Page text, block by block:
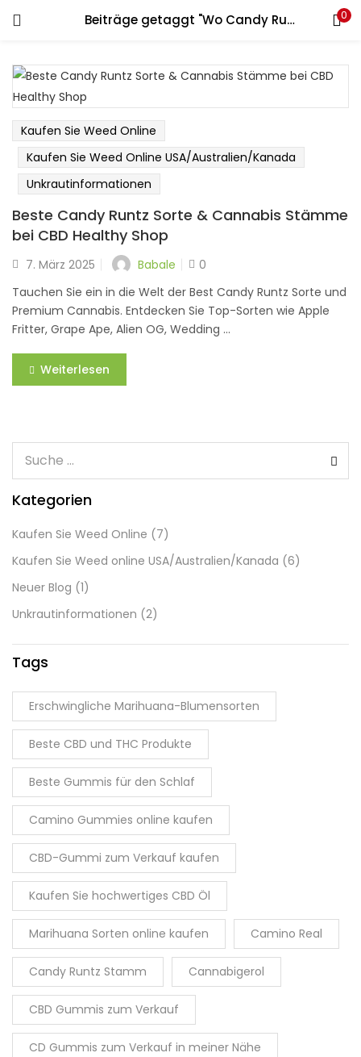
Beiträge getaggt "Wo Candy Runtz Stamm zu finden" 0
Kaufen Sie Weed Online
Kaufen Sie Weed Online USA/Australien/Kanada
Unkrautinformationen
Beste Candy Runtz Sorte & Cannabis Stämme
bei CBD Healthy Shop
7. März 2025 Babale
0
Tauchen Sie ein in die Welt der Best Candy Runtz Sorte und
Premium Cannabis. Entdecken Sie Top-Sorten wie Apple
Fritter, Grape Ape, Alien OG, Wedding ...
Weiterlesen
Kategorien
Kaufen Sie Weed Online (7)
Kaufen Sie Weed online USA/Australien/Kanada (6)
Neuer Blog (1)
Unkrautinformationen (2)
Tags
Erschwingliche Marihuana-Blumensorten
Beste CBD und THC Produkte
Beste Gummis für den Schlaf
Camino Gummies online kaufen
CBD-Gummi zum Verkauf kaufen
Kaufen Sie hochwertiges CBD Öl
Marihuana Sorten online kaufen Camino Real
Candy Runtz Stamm Cannabigerol
CBD Gummis zum Verkauf
CD Gummis zum Verkauf in meiner Nähe
LOGIN REGISTER
Geben Sie Ihren Benutzernamen und Ihr Passwort ein, um
sich anzumelden.
Erinnere dich an mich
Login
Passwort verloren?